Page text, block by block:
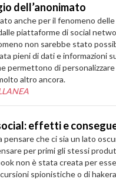
dell’anonimato
anche per il fenomeno
piattaforme di social
non sarebbe stato
pieni di dati e informazioni
permettono di personalizzare
altro ancora.
effetti e
pensare che ci sia un lato
per primi gli stessi
non è stata creata per
spionistiche o di